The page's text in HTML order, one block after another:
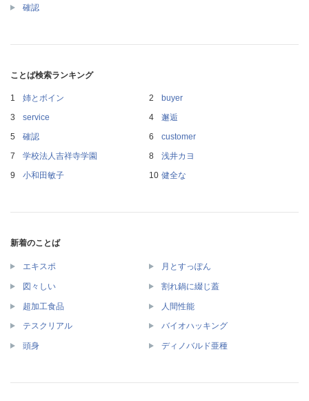
確認
ことば検索ランキング
姉とボイン
buyer
service
邂逅
確認
customer
学校法人吉祥寺学園
浅井カヨ
小和田敏子
健全な
新着のことば
エキスポ 月とすっぽん
図々しい 割れ鍋に綴じ蓋
超加工食品 人間性能
テスクリアル バイオハッキング
頭身 ディノバルド亜種